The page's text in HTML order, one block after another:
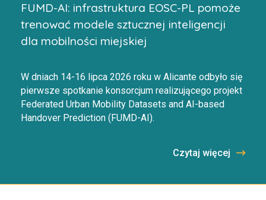
FUMD-AI: infrastruktura EOSC-PL pomoże
trenować modele sztucznej inteligencji
dla mobilności miejskiej
W dniach 14-16 lipca 2026 roku w Alicante odbyło się
pierwsze spotkanie konsorcjum realizującego projekt
Federated Urban Mobility Datasets and AI-based
Handover Prediction (FUMD-AI).
Czytaj więcej